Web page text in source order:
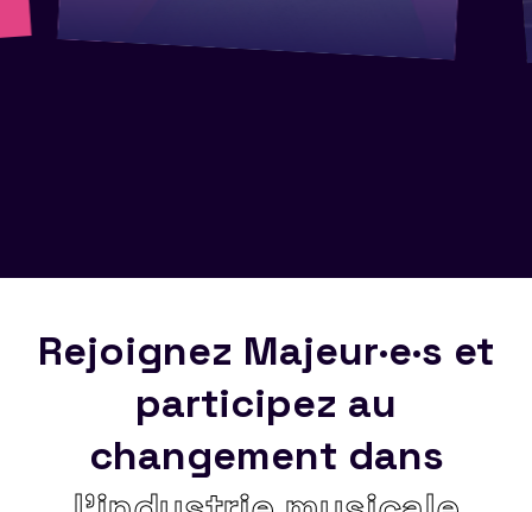
Rejoignez Majeur·e·s et
participez au
changement dans